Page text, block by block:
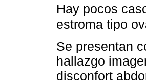
Hay pocos
estroma tipo
Se presentan
hallazgo
disconfort